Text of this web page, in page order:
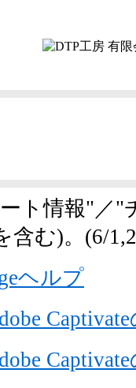
ト情報"／"
含む)。 (6/
ヘルプ